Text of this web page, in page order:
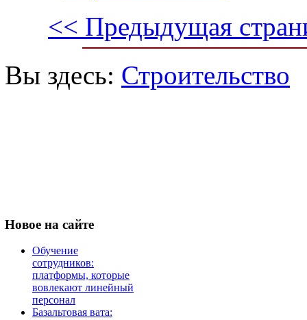
<< Предыдущая
Вы здесь: Строительство
Новое на сайте
Обучение
сотрудников:
платформы, которые
вовлекают линейный
персонал
Базальтовая вата: